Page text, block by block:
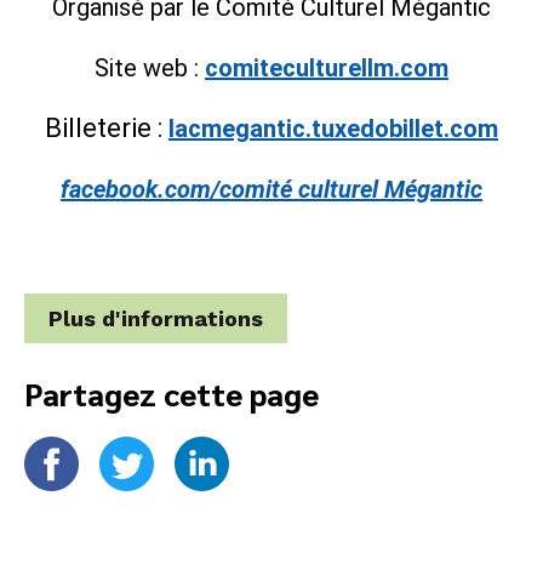
Organisé par le Comité Culturel Mégantic
Site web : comiteculturellm.com
Billeterie : lacmegantic.tuxedobillet.com
facebook.com/comité culturel Mégantic
Plus d'informations
Partagez cette page